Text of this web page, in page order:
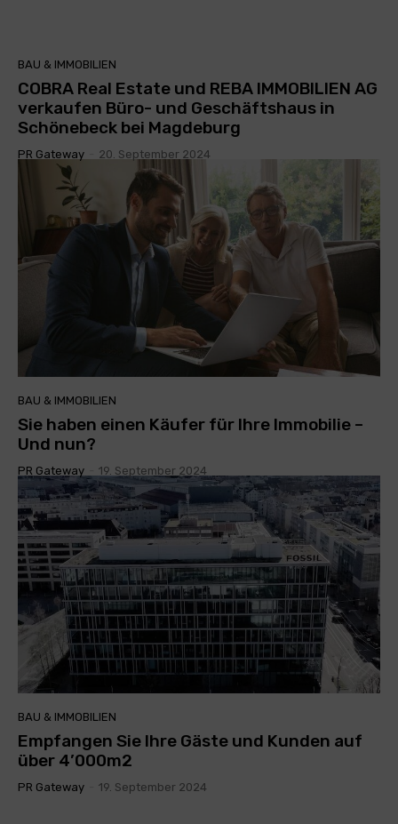
BAU & IMMOBILIEN
COBRA Real Estate und REBA IMMOBILIEN AG
verkaufen Büro- und Geschäftshaus in
Schönebeck bei Magdeburg
PR Gateway 20. September 2024
BAU & IMMOBILIEN
Sie haben einen Käufer für Ihre Immobilie –
Und nun?
PR Gateway 19. September 2024
BAU & IMMOBILIEN
Empfangen Sie Ihre Gäste und Kunden auf
über 4’000m2
PR Gateway 19. September 2024